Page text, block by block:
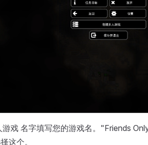
戏 名字填写您的游戏名。"Friends
这个。